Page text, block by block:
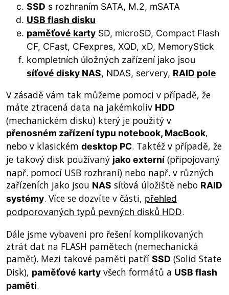
SSD s rozhraním SATA, M.2, mSATA
USB flash disku
paměťové kartySD, microSD, Compact Flash
CF, CFast, CFexpres, XQD, xD, MemoryStick
kompletních úložných zařízení jako jsou
síťové disky NAS, NDAS, servery, RAID pole
V zásadě vám tak můžeme pomoci v případě, že
máte ztracená data na jakémkoliv HDD
(mechanickém disku) který je použitý v
přenosném zařízení typu notebook, MacBook,
nebo v klasickém desktop PC. Taktéž v případě, že
je takový disk používaný jako externí(připojovaný
např. pomocí USB rozhraní) nebo např. v různých
zařízeních jako jsou NAS síťová úložiště nebo RAID
systémy. Více se dozvíte v části, přehled
podporovaných typů pevných disků HDD.
Dále jsme vybaveni pro řešení komplikovaných
ztrát dat na FLASH pamětech (nemechanická
paměť). Mezi takové paměti patří SSD (Solid State
Disk), paměťové kartyvšech formátů a USB flash
paměti.